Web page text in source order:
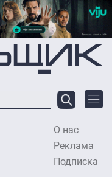
О нас
Реклама
Подписка